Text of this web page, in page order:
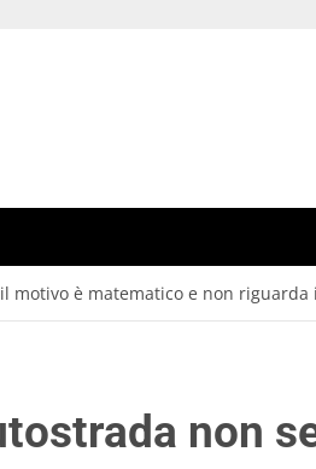
è matematico e non riguarda
non